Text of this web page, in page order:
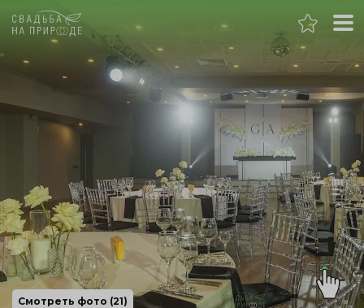
Нижний Новгород
Банкет
Свадьба
День рождения
Выпускной
Корпоратив
Смотреть фото (21)